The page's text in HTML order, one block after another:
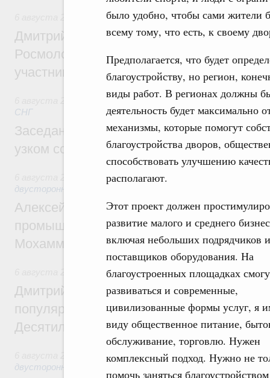
было удобно, чтобы сами жители
всему тому, что есть, к своему
Предполагается, что будет
благоустройству, но регион,
виды работ. В регионах должны
деятельность будет максимально
механизмы, которые помогут
благоустройства дворов,
способствовать улучшению
располагают.
Этот проект должен
развитие малого и среднего
включая небольших подрядчиков и
поставщиков оборудования. На
благоустроенных площадках
развиваться и современные,
цивилизованные формы услуг, я
виду общественное питание,
обслуживание, торговлю. Нужен
комплексный подход. Нужно не
помочь заняться
Молодёжная политика
Дмитрий Чернышенко, Сергей Кравцов и
Росмолодёжи Григорий Гуров
участников проекта «Кольцо открытий»
Евразийский экономический союз.
СНГ
Заседание Евразийского
узком составе
Экономические отношения с
двусторонней основе
Алексей Оверчук провёл рабочую
промышленности, недропользования и
Мохаммадом Атабаком
Внутренний и въездной туризм
Дмитрий Чернышенко: Порядка 110
популярного туризма в 35 регионах
Десятилетия науки и технологий
Экономические и гуманитарные
двусторонней основе